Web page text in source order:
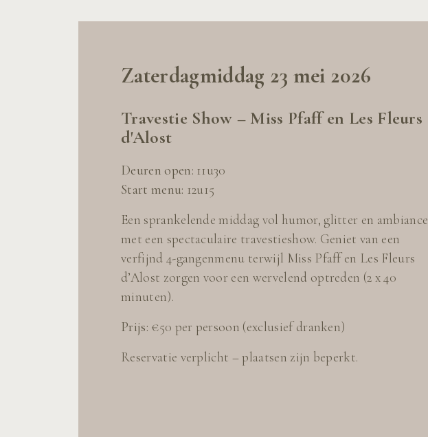
Zaterdagmiddag 23 mei 2026
Travestie Show – Miss Pfaff en Les Fleurs
d'Alost
Deuren open: 11u30
Start menu: 12u15
Een sprankelende middag vol humor, glitter en ambiance
met een spectaculaire travestieshow. Geniet van een
verfijnd 4-gangenmenu terwijl Miss Pfaff en Les Fleurs
d’Alost zorgen voor een wervelend optreden (2 x 40
minuten).
Prijs: €50 per persoon (exclusief dranken)
Reservatie verplicht – plaatsen zijn beperkt.